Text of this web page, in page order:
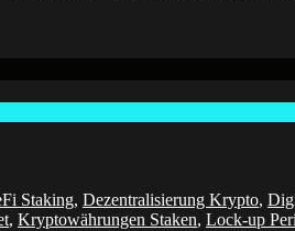
Staking, Dezentralisierung Krypto,
, Kryptowährungen Staken, Lock-up